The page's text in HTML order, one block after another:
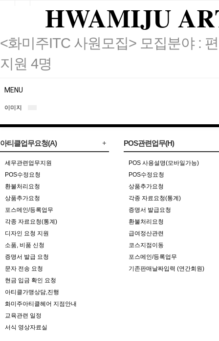
HWAMIJU
<화미주ITC 사원모집> 모집분야 :
지원 4명
MENU
이미지
아티클업무요청(A)
세무관련업무지원
POS수정요청
환불처리요청
상품추가요청
포스메인/등록업무
각종 자료요청(통계)
디자인 요청 지원
소품, 비품 신청
증명서 발급 요청
문자 전송 요청
현금 입금 확인 요청
아티클가맹상담,진행
화미주아티클헤어 지점안내
교육관련 일정
서식 영상자료실
POS관련업무(H)
POS 사용설명(모바일가능)
POS수정요청
상품추가요청
각종 자료요청(통계)
증명서 발급요청
환불처리요청
급여정산관련
코스지점이동
포스메인/등록업무
기존판매날짜입력 (연간회원)